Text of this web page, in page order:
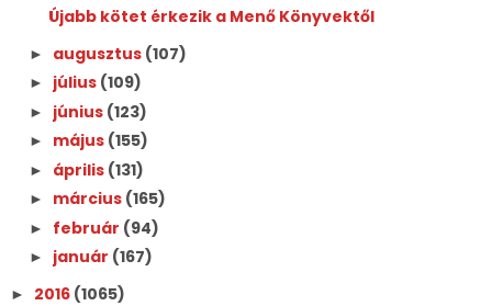
Újabb kötet érkezik a Menő Könyvektől
► augusztus (107)
► július (109)
► június (123)
► május (155)
► április (131)
► március (165)
► február (94)
► január (167)
► 2016 (1065)